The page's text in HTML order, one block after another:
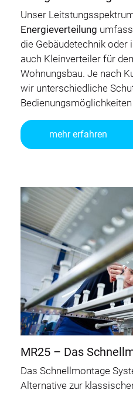
Unser
Energieverteilung
die Gebäudetechnik oder
auch Kleinverteiler für
Wohnungsbau. Je nach
wir unterschiedliche
mehr erfahren
MR25 – Das
Das Schnellmontage
Alternative zur